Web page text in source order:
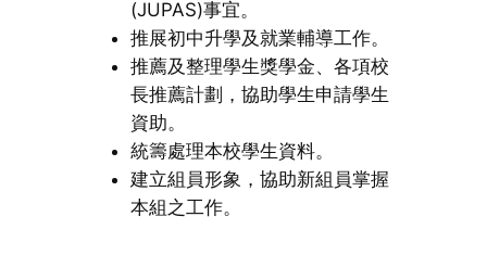
(JUPAS)事宜。
推展初中升學及就業輔導工作。
推薦及整理學生獎學金、各項校
長推薦計劃，協助學生申請學生
資助。
統籌處理本校學生資料。
建立組員形象，協助新組員掌握
本組之工作。